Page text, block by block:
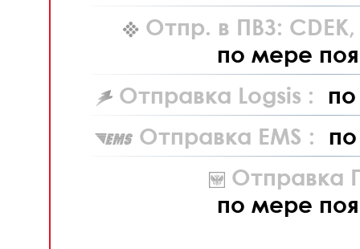
Отпр. в ПВЗ: CDEK,
по мере
Отправка Logsis :
Отправка EMS :
Отправка
по мере